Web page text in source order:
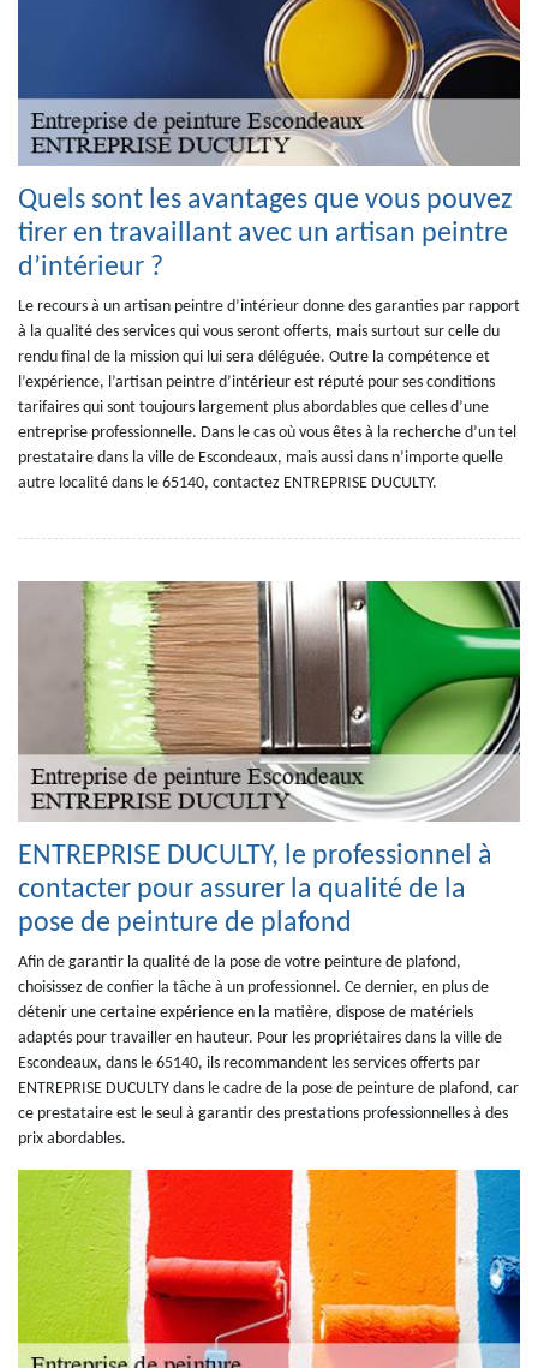
Quels sont les avantages que vous pouvez
tirer en travaillant avec un artisan peintre
d’intérieur ?
Le recours à un artisan peintre d’intérieur donne des garanties par rapport
à la qualité des services qui vous seront offerts, mais surtout sur celle du
rendu final de la mission qui lui sera déléguée. Outre la compétence et
l’expérience, l’artisan peintre d’intérieur est réputé pour ses conditions
tarifaires qui sont toujours largement plus abordables que celles d’une
entreprise professionnelle. Dans le cas où vous êtes à la recherche d’un tel
prestataire dans la ville de Escondeaux, mais aussi dans n’importe quelle
autre localité dans le 65140, contactez ENTREPRISE DUCULTY.
ENTREPRISE DUCULTY, le professionnel à
contacter pour assurer la qualité de la
pose de peinture de plafond
Afin de garantir la qualité de la pose de votre peinture de plafond,
choisissez de confier la tâche à un professionnel. Ce dernier, en plus de
détenir une certaine expérience en la matière, dispose de matériels
adaptés pour travailler en hauteur. Pour les propriétaires dans la ville de
Escondeaux, dans le 65140, ils recommandent les services offerts par
ENTREPRISE DUCULTY dans le cadre de la pose de peinture de plafond, car
ce prestataire est le seul à garantir des prestations professionnelles à des
prix abordables.